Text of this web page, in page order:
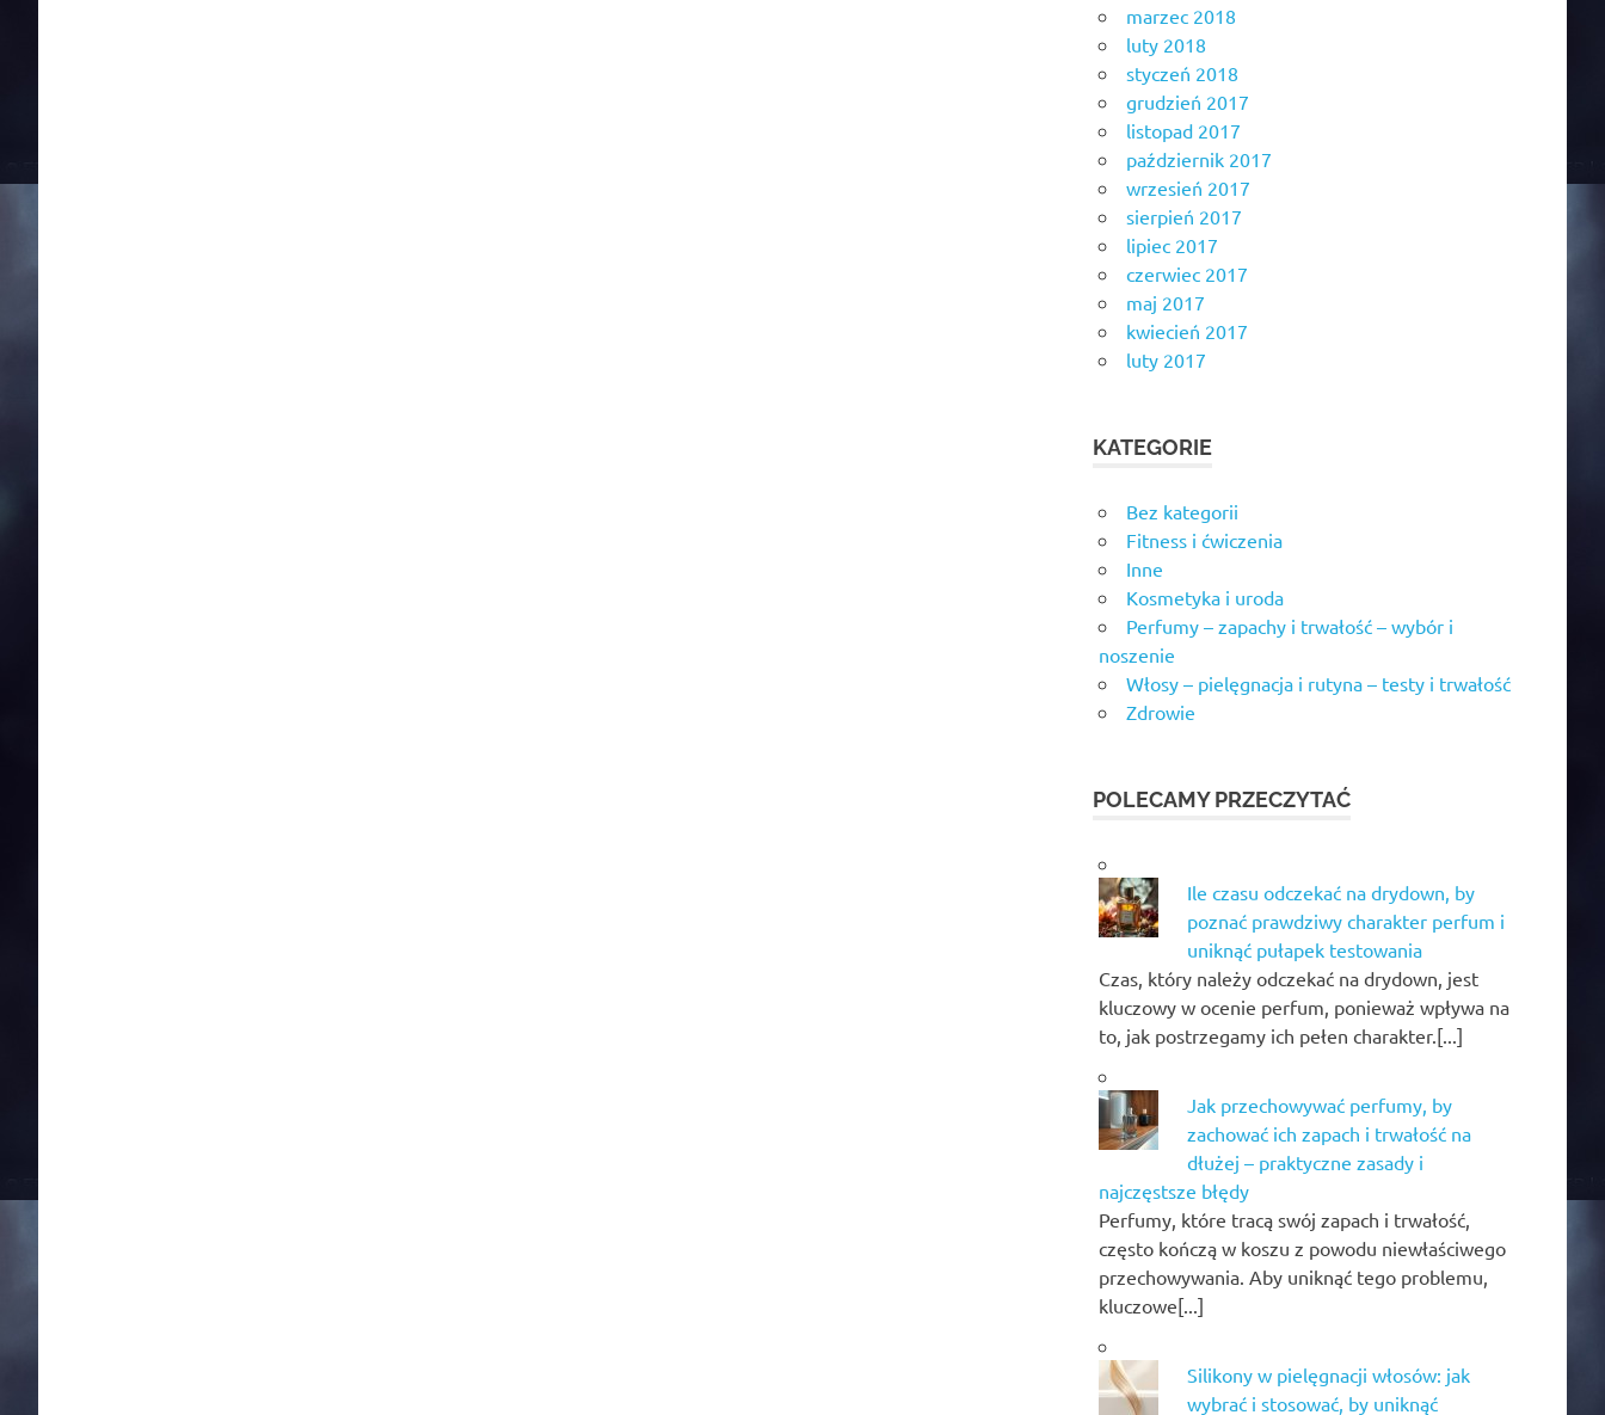
marzec 2018
luty 2018
styczeń 2018
grudzień 2017
listopad 2017
październik 2017
wrzesień 2017
sierpień 2017
lipiec 2017
czerwiec 2017
maj 2017
kwiecień 2017
luty 2017
KATEGORIE
Bez kategorii
Fitness i ćwiczenia
Inne
Kosmetyka i uroda
Perfumy – zapachy i trwałość – wybór i
noszenie
Włosy – pielęgnacja i rutyna – testy i trwałość
Zdrowie
POLECAMY PRZECZYTAĆ
Ile czasu odczekać na drydown, by
poznać prawdziwy charakter perfum i
uniknąć pułapek testowania
Czas, który należy odczekać na drydown, jest
kluczowy w ocenie perfum, ponieważ wpływa na
to, jak postrzegamy ich pełen charakter.[...]
Jak przechowywać perfumy, by
zachować ich zapach i trwałość na
dłużej – praktyczne zasady i
najczęstsze błędy
Perfumy, które tracą swój zapach i trwałość,
często kończą w koszu z powodu niewłaściwego
przechowywania. Aby uniknąć tego problemu,
kluczowe[...]
Silikony w pielęgnacji włosów: jak
wybrać i stosować, by uniknąć